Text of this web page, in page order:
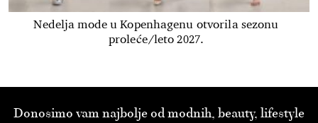
Nedelja mode u Kopenhagenu otvorila sezonu
proleće/leto 2027.
Donosimo vam najbolje od modnih, beauty, lifestyle